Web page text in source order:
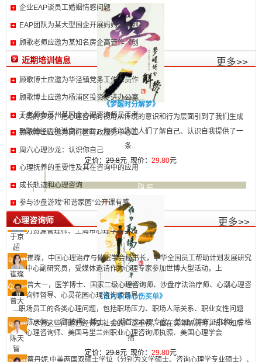
详 细
《梦醒时分解梦》
人类的梦境，把心理咨询的视角从传统的意识和行为层面引到了我们生成
早期的经历和潜意识层面，为感兴趣的人们了解自己、认识自我提供了一
条...
定价： 29.8元 现价： 29.80元
购 买
《谁为职场心伤买单》
职场员工的各类心理问题，包括职场压力、职场人际关系、职业女性问题
等。尽管这些问题已经得到社会的广泛重视，但在实际解决时，却不知所
措
定价： 29.8元 现价： 29.80元
企业EAP谈员工婚姻情感问题
EAP团队为某大型国企开展妈妈班系列
顾歌老师应邀为某知名房企高管作《创
更多>>
近期培训信息
顾歌博士应邀为华泾镇党务工作人员作
顾歌博士应邀为杨浦区投资促进办公室
于老师为苏州某国企心理咨询师员工考
顾歌博士应邀为闵行区行政服务中心工
周六心理沙龙：认识你自己
心理抚养的重要性及其在咨询中的应用
成长轨迹和心理咨询
参与沙盘游戏“和谐家园”公开课有感
更多>>
心理咨询师
崔璨
崔璨，中国心理治疗与催眠学会秘书长，中华全国员工帮助计划发展研究
中心副研究员，受媒体邀请作为心理专家参加世博大型活动，上
曾大
一
曾大一，医学博士、国家二级心理咨询师、沙盘疗法治疗师、心潮心理咨
询师督导、心灵花园心理咨询师督导
陈天
智
陈天智，（陈彼得）博士，心潮首席心理专家，美国（持有证书的）合格
心理咨询师、美国马里兰州职业心理咨询师执照、美国心理学会
妮
蔡丹妮,中美两国双硕士学位（分别为文学硕士、咨询心理学专业硕士）、
国家二级心理咨询师、《自主催眠》作者
茹
姚君茹,国家二级心理咨询师、医学博士、健康专家、心潮/心灵花园专职心
理咨询师
于京
超
于京超,国家二级心理咨询师、心灵花园心理咨询师督导国家职业律师、人
力资源管理师、上海市心理学会会员
崔璨
崔璨，中国心理治疗与催眠学会秘书长，中华全国员工帮助计划发展研究
中心副研究员，受媒体邀请作为心理专家参加世博大型活动，上
曾大
一
曾大一，医学博士、国家二级心理咨询师、沙盘疗法治疗师、心潮心理咨
询师督导、心灵花园心理咨询师督导
陈天
智
陈天智，（陈彼得）博士，心潮首席心理专家，美国（持有证书的）合格
心理咨询师、美国马里兰州职业心理咨询师执照、美国心理学会
蔡丹妮,中美两国双硕士学位（分别为文学硕士、咨询心理学专业硕士）、